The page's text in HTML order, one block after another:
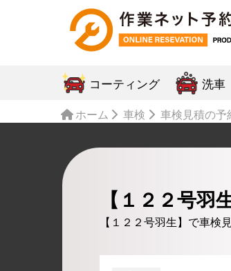
コーティング 洗車
ホーム 車検 車検見積の予
【１２２号羽
【１２２号羽生】で車